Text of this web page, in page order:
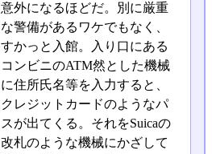
意外になるほどだ。別に厳重
な警備があるワケでもなく、
すかっと入館。入り口にある
コンビニのATM然とした機械
に住所氏名等を入力すると、
クレジットカードのようなパ
スが出てくる。それをSuicaの
改札のような機械にかざして